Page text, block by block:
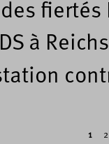
fiertés
à
1 2